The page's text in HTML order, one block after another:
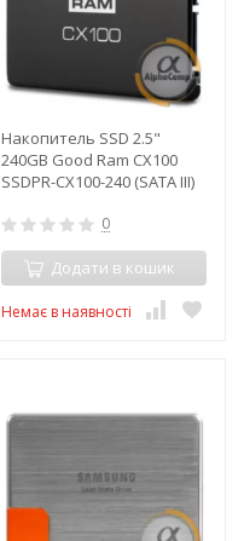
Накопитель SSD 2.5"
240GB Good Ram CX100
SSDPR-CX100-240 (SATA III)
0
Додати в кошик
Немає в наявності